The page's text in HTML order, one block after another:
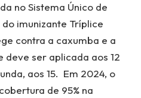
no Sistema Único de
imunizante Tríplice
contra a caxumba e a
ser aplicada aos 12
aos 15. Em 2024, o
de 95% na